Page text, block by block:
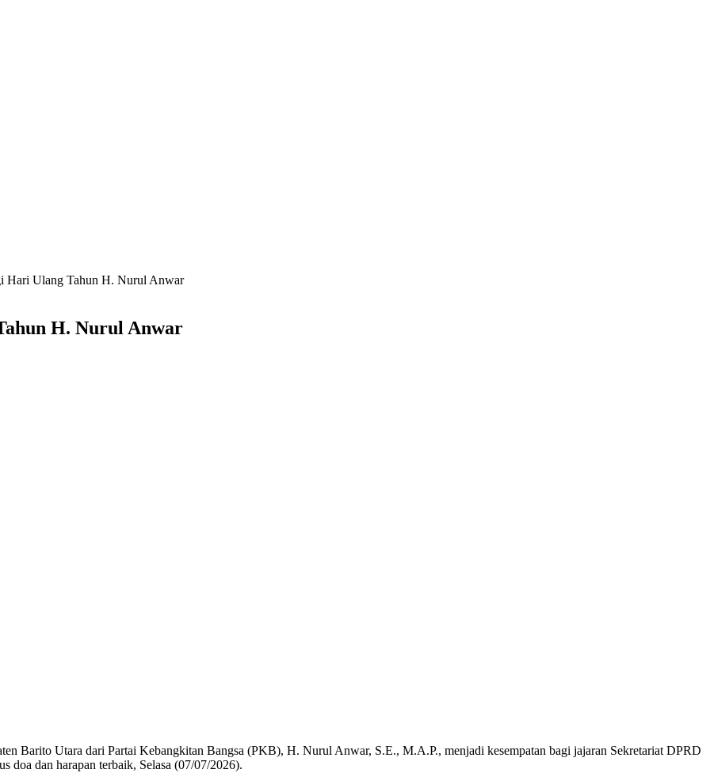
Hari Ulang Tahun H. Nurul Anwar
H. Nurul Anwar
Barito Utara dari Partai Kebangkitan Bangsa (PKB), H. Nurul Anwar, S.E., M.A.P., menjadi kesempatan bagi jajaran Sekretariat DPRD
doa dan harapan terbaik, Selasa (07/07/2026).